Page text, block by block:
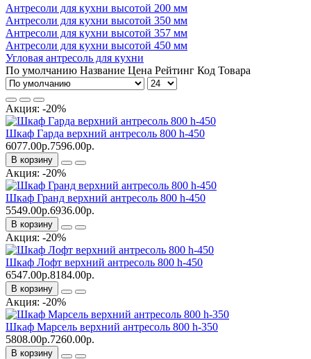
Антресоли для кухни высотой 200 мм
Антресоли для кухни высотой 350 мм
Антресоли для кухни высотой 357 мм
Антресоли для кухни высотой 450 мм
Угловая антресоль для кухни
По умолчанию Название Цена Рейтинг Код Товара
Акция: -20%
Шкаф Гарда верхний антресоль 800 h-450
6077.00р.7596.00р.
В корзину
Акция: -20%
Шкаф Гранд верхний антресоль 800 h-450
5549.00р.6936.00р.
В корзину
Акция: -20%
Шкаф Лофт верхний антресоль 800 h-450
6547.00р.8184.00р.
В корзину
Акция: -20%
Шкаф Марсель верхний антресоль 800 h-350
5808.00р.7260.00р.
В корзину